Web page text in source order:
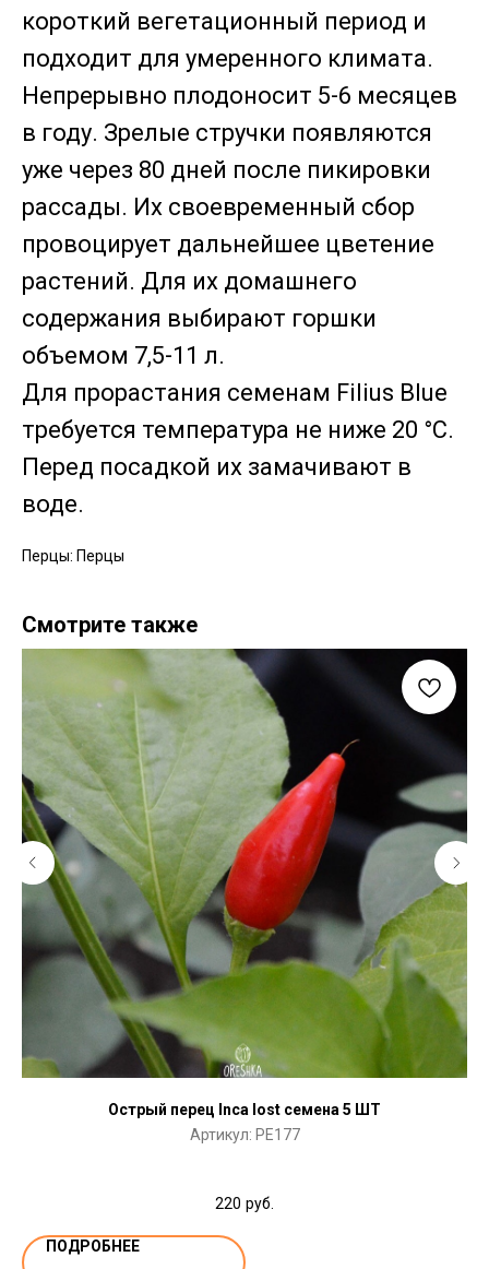
короткий вегетационный период и
подходит для умеренного климата.
Непрерывно плодоносит 5-6 месяцев
в году. Зрелые стручки появляются
уже через 80 дней после пикировки
рассады. Их своевременный сбор
провоцирует дальнейшее цветение
растений. Для их домашнего
содержания выбирают горшки
объемом 7,5-11 л.
Для прорастания семенам Filius Blue
требуется температура не ниже 20 °C.
Перед посадкой их замачивают в
воде.
Перцы: Перцы
Смотрите также
Острый перец Inca lost семена 5 ШТ
Артикул: PE177
220 руб.
ПОДРОБНЕЕ